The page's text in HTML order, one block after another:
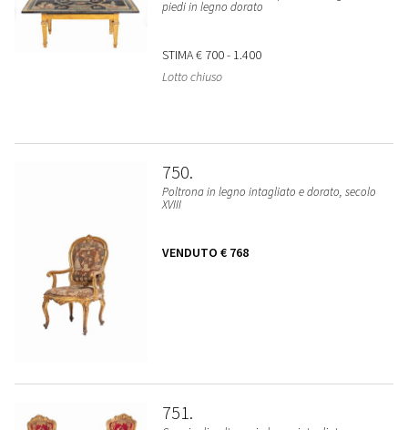
piedi in legno dorato
STIMA€ 700 - 1.400
Lotto chiuso
750
Poltrona in legno intagliato e dorato, secolo
XVIII
VENDUTO € 768
751